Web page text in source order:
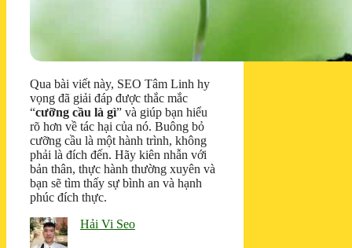
Qua bài viết này, SEO Tâm Linh hy
vọng đã giải đáp được thắc mắc
“cưỡng cầu là gì” và giúp bạn hiểu
rõ hơn về tác hại của nó. Buông bỏ
cưỡng cầu là một hành trình, không
phải là đích đến. Hãy kiên nhẫn với
bản thân, thực hành thường xuyên và
bạn sẽ tìm thấy sự bình an và hạnh
phúc đích thực.
Hải Vi Seo